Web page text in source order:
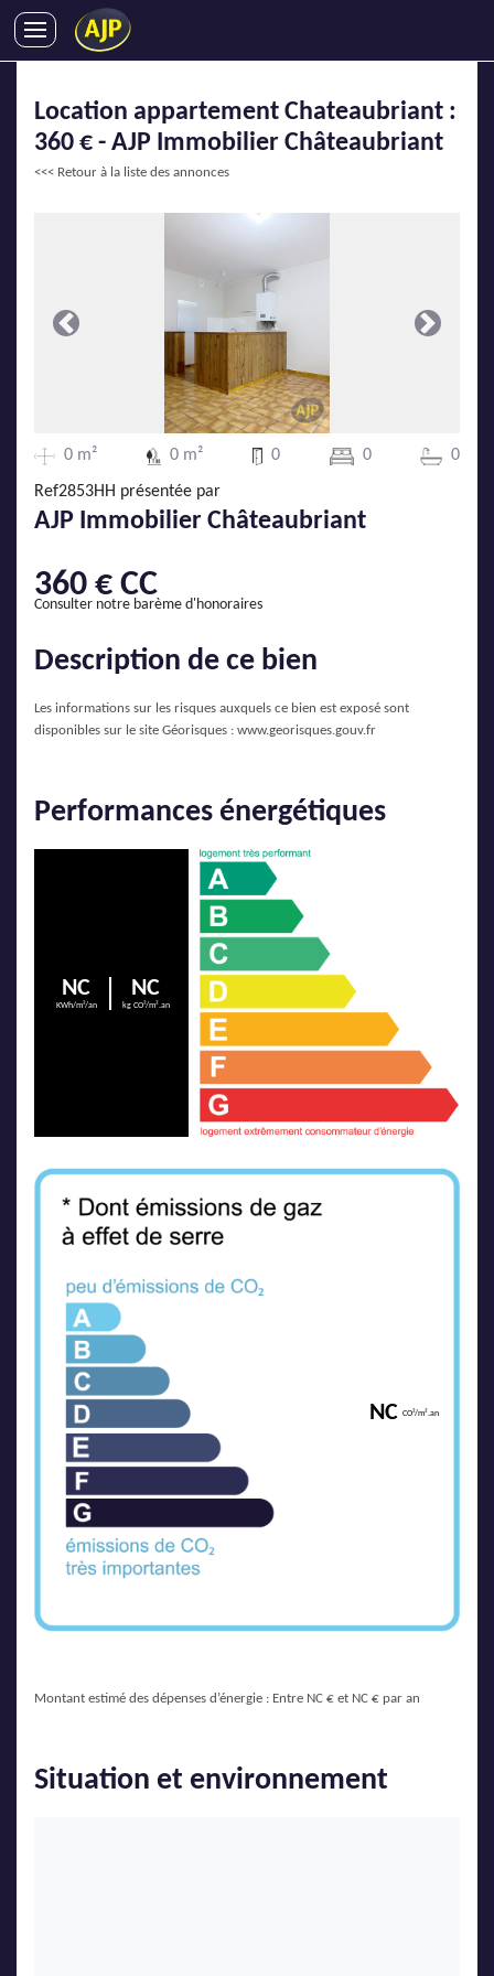
VENTES
LOCATIONS
GESTION LOCATIVE
LOCATIONS DE VACANCES
DEVENIR FRANCHISÉ
AJP Recrute
AJP Actualités
Service Qualité Clients
Location appartement Chateaubriant :
360 € - AJP Immobilier Châteaubriant
<<< Retour à la liste des annonces
Précédente Suivante
0 m² 0 m² 0 0 0
Ref2853HH présentée par
AJP Immobilier Châteaubriant
360 € CC
Consulter notre barème d'honoraires
Description de ce bien
Les informations sur les risques auxquels ce bien est exposé sont
disponibles sur le site Géorisques : www.georisques.gouv.fr
Performances énergétiques
NC
KWh/m²/an
NC
kg CO²/m².an
NC CO²/m².an
Montant estimé des dépenses d’énergie : Entre NC € et NC € par an
Situation et environnement